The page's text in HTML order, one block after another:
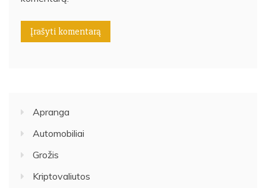
Apranga
Automobiliai
Grožis
Kriptovaliutos